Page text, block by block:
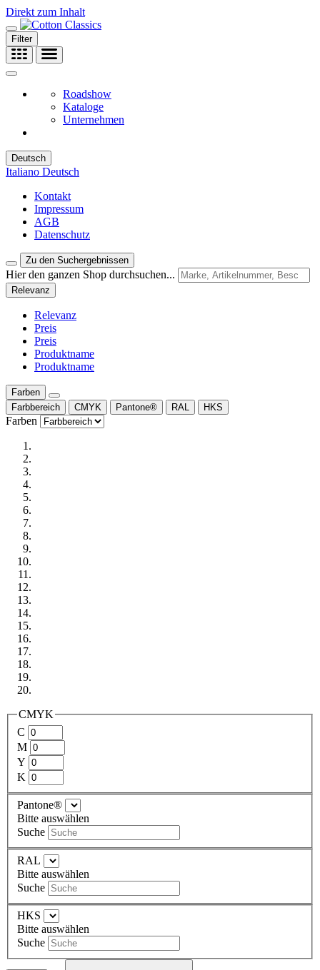
Direkt zum Inhalt
Filter
Roadshow
Kataloge
Unternehmen
Deutsch
Italiano Deutsch
Kontakt
Impressum
AGB
Datenschutz
Zu den Suchergebnissen
Hier den ganzen Shop durchsuchen...
Relevanz
Relevanz
Preis
Preis
Produktname
Produktname
Farben
Farbbereich
CMYK Pantone® RAL HKS
Farben
CMYK
C
M
Y
K
Pantone®
Bitte auswählen
Suche
RAL
Bitte auswählen
Suche
HKS
Bitte auswählen
Suche